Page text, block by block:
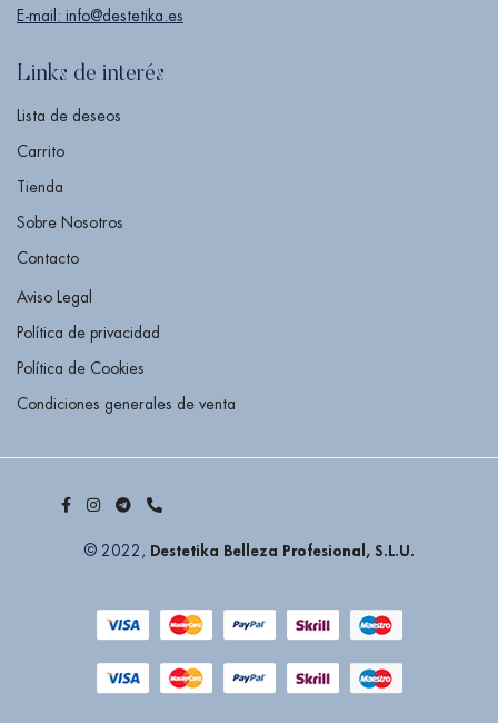
E-mail: info@destetika.es
Links de interés
Lista de deseos
Carrito
Tienda
Sobre Nosotros
Contacto
Aviso Legal
Política de privacidad
Política de Cookies
Condiciones generales de venta
© 2022, Destetika Belleza Profesional, S.L.U.